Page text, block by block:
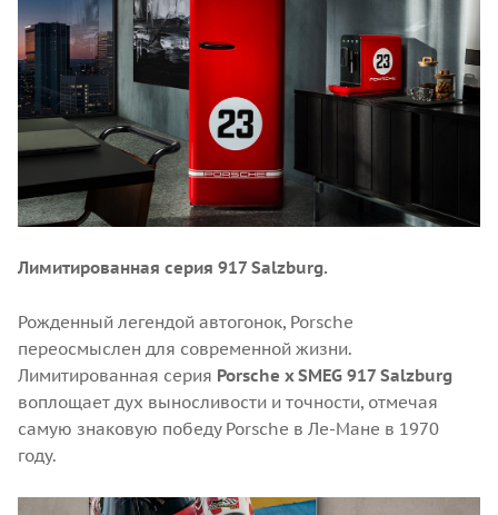
Лимитированная серия 917 Salzburg.
Рожденный легендой автогонок, Porsche
переосмыслен для современной жизни.
Лимитированная серия Porsche x SMEG 917 Salzburg
воплощает дух выносливости и точности, отмечая
самую знаковую победу Porsche в Ле-Мане в 1970
году.